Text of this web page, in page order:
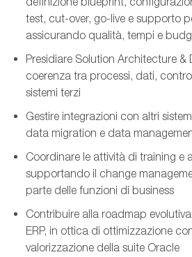
test, cut-over, go-live e supporto
assicurando qualità, tempi e
Presidiare Solution Architecture
coerenza tra processi, dati,
sistemi terzi
Gestire integrazioni con altri
data migration e data
Coordinare le attività di training e
supportando il change
parte delle funzioni di business
Contribuire alla roadmap
ERP, in ottica di ottimizzazione
valorizzazione della suite Oracle